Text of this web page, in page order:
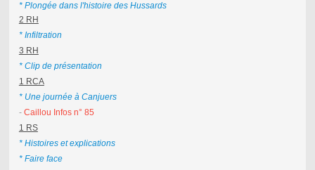
* Plongée dans l'histoire des Hussards
2 RH
* Infiltration
3 RH
* Clip de présentation
1 RCA
* Une journée à Canjuers
- Caillou Infos n° 85
1 RS
* Histoires et explications
* Faire face